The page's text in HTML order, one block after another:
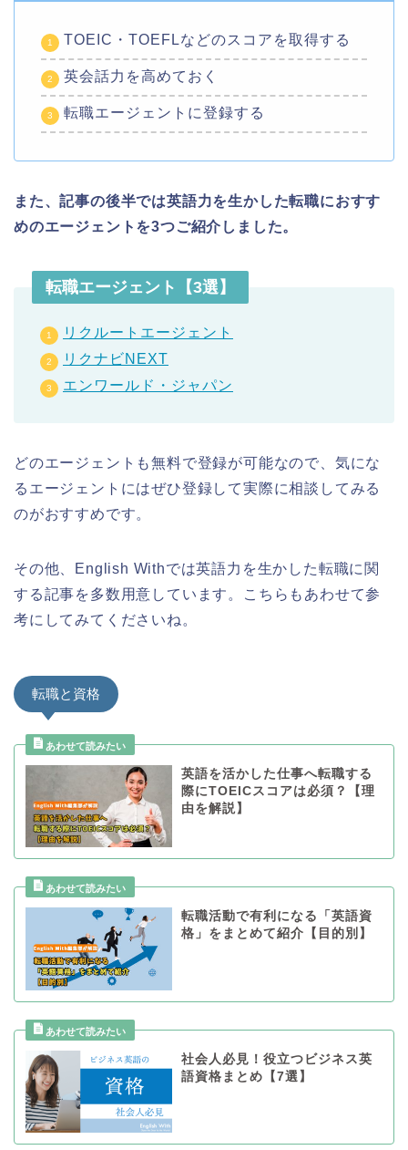
TOEIC・TOEFLなどのスコアを取得する
英会話力を高めておく
転職エージェントに登録する
また、記事の後半では英語力を生かした転職におすす
めのエージェントを3つご紹介しました。
転職エージェント【3選】
リクルートエージェント
リクナビNEXT
エンワールド・ジャパン
どのエージェントも無料で登録が可能なので、気にな
るエージェントにはぜひ登録して実際に相談してみる
のがおすすめです。
その他、English Withでは英語力を生かした転職に関
する記事を多数用意しています。こちらもあわせて参
考にしてみてくださいね。
転職と資格
英語を活かした仕事へ転職する
際にTOEICスコアは必須？【理
由を解説】
転職活動で有利になる「英語資
格」をまとめて紹介【目的別】
社会人必見！役立つビジネス英
語資格まとめ【7選】